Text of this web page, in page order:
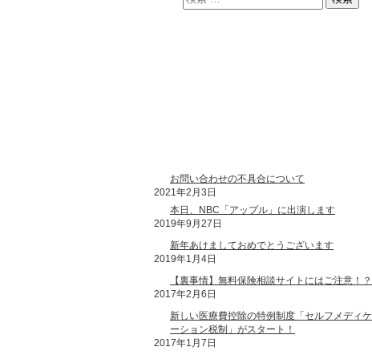
お問い合わせの不具合について
2021年2月3日
本日、NBC「アップル」に出演します
2019年9月27日
新年あけましておめでとうございます
2019年1月4日
【裏事情】無料保険相談サイトにはご注意！？
2017年2月6日
新しい医療費控除の特例制度「セルフメディケ
ーション税制」がスタート！
2017年1月7日